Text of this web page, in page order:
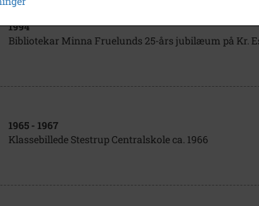
1994
Bibliotekar Minna Fruelunds 25-års jubilæum på Kr.
1965 - 1967
Klassebillede Stestrup Centralskole ca. 1966